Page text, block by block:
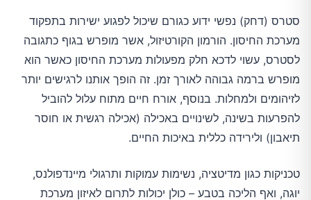
סטרס (דחק) נפשי ידוע כגורם שיכול לפגוע ישירות בתפקוד
מערכת החיסון. הורמון הקורטיזול, אשר מופרש בגוף כתגובה
לסטרס, עשוי לדכא חלק מפעולות מערכת החיסון כאשר הוא
מופרש ברמה גבוהה לאורך זמן. זה הופך אותנו לרגישים יותר
לזיהומים ולמחלות. בנוסף, אורח חיים מתוח עלול להוביל
להפרעות בשינה, לשינויים באכילה (אכילה רגשית או חוסר
תיאבון) ולירידה כללית באיכות החיים.
טכניקות כגון מדיטציה, נשימות עמוקות ותרגולי מיינדפולנס,
יוגה, ואף הליכה בטבע – כולן יכולות לתרום לאיזון מערכת